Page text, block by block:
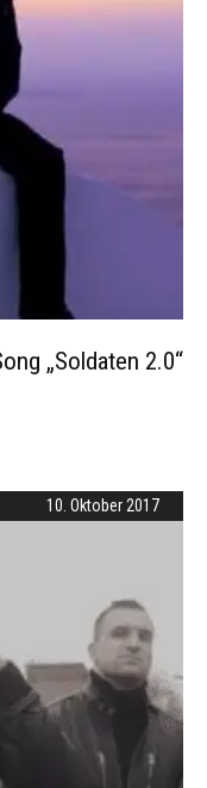
„Soldaten 2.0“
10. Oktober 2017